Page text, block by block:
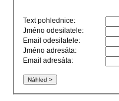
Text pohlednice:
Jméno odesilatele:
Email odesilatele:
Jméno adresáta:
Email adresáta: